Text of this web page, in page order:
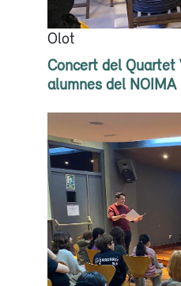
Olot
Concert del Quartet
alumnes del NOIMA